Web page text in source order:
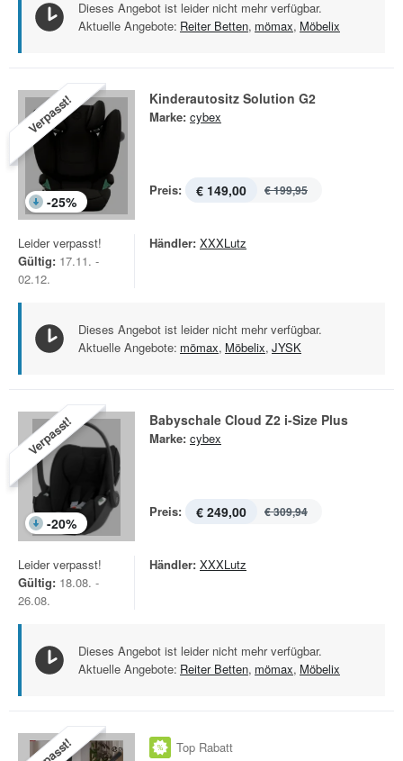
Dieses Angebot ist leider nicht mehr verfügbar.
Aktuelle Angebote: Reiter Betten, mömax, Möbelix
Verpasst!
-25%
Kinderautositz Solution G2
Marke: cybex
Preis: € 149,00 € 199,95
Leider verpasst!
Gültig: 17.11. -
02.12.
Händler: XXXLutz
Dieses Angebot ist leider nicht mehr verfügbar.
Aktuelle Angebote: mömax, Möbelix, JYSK
Verpasst!
-20%
Babyschale Cloud Z2 i-Size Plus
Marke: cybex
Preis: € 249,00 € 309,94
Leider verpasst!
Gültig: 18.08. -
26.08.
Händler: XXXLutz
Dieses Angebot ist leider nicht mehr verfügbar.
Aktuelle Angebote: Reiter Betten, mömax, Möbelix
Top Rabatt